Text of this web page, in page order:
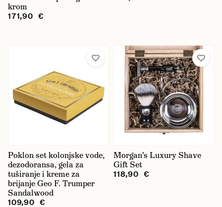
krom
171,90 €
Poklon set kolonjske vode,
dezodoransa, gela za
tuširanje i kreme za
brijanje Geo F. Trumper
Sandalwood
109,90 €
Morgan's Luxury Shave
Gift Set
118,90 €